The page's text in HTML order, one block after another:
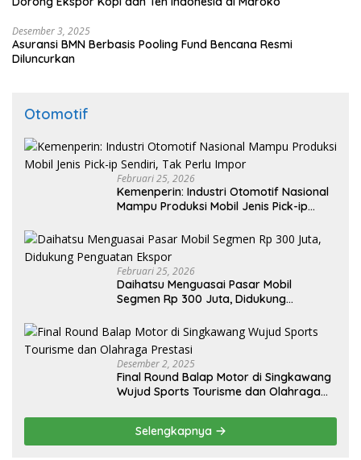
Desember 3, 2025
Asuransi BMN Berbasis Pooling Fund Bencana Resmi
Diluncurkan
Otomotif
Februari 25, 2026
Kemenperin: Industri Otomotif Nasional
Mampu Produksi Mobil Jenis Pick-ip
Februari 25, 2026
Daihatsu Menguasai Pasar Mobil
Segmen Rp 300 Juta, Didukung
Desember 2, 2025
Final Round Balap Motor di Singkawang
Wujud Sports Tourisme dan Olahraga
Selengkapnya